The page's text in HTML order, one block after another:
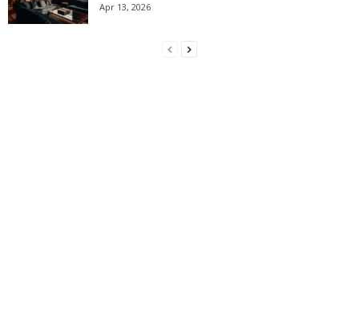
Apr 13, 2026